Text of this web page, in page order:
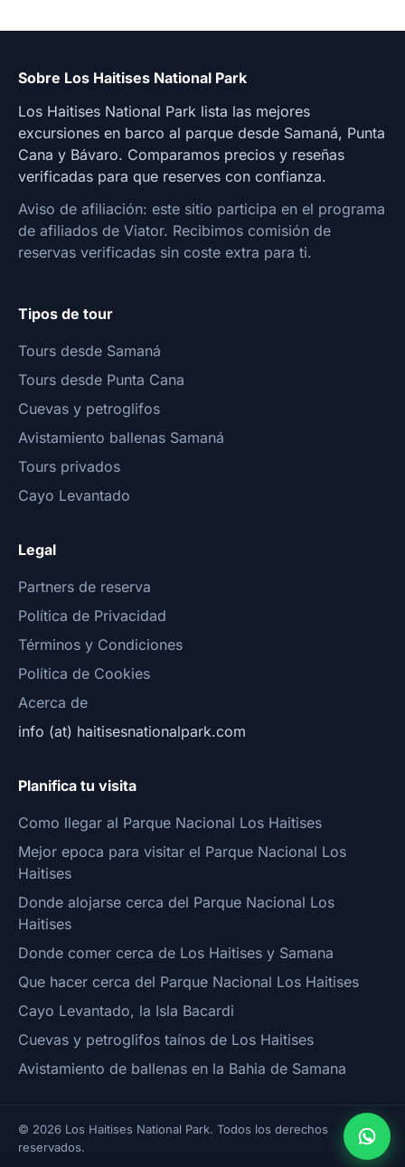
Sobre Los Haitises National Park
Los Haitises National Park lista las mejores
excursiones en barco al parque desde Samaná, Punta
Cana y Bávaro. Comparamos precios y reseñas
verificadas para que reserves con confianza.
Aviso de afiliación: este sitio participa en el programa
de afiliados de Viator. Recibimos comisión de
reservas verificadas sin coste extra para ti.
Tipos de tour
Tours desde Samaná
Tours desde Punta Cana
Cuevas y petroglifos
Avistamiento ballenas Samaná
Tours privados
Cayo Levantado
Legal
Partners de reserva
Política de Privacidad
Términos y Condiciones
Política de Cookies
Acerca de
info (at) haitisesnationalpark.com
Planifica tu visita
Como llegar al Parque Nacional Los Haitises
Mejor epoca para visitar el Parque Nacional Los
Haitises
Donde alojarse cerca del Parque Nacional Los
Haitises
Donde comer cerca de Los Haitises y Samana
Que hacer cerca del Parque Nacional Los Haitises
Cayo Levantado, la Isla Bacardi
Cuevas y petroglifos taínos de Los Haitises
Avistamiento de ballenas en la Bahia de Samana
© 2026 Los Haitises National Park. Todos los derechos
reservados.